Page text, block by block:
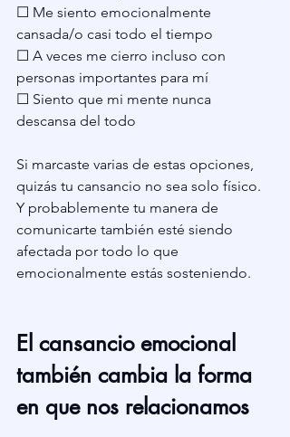
☐ Me siento emocionalmente
cansada/o casi todo el tiempo
☐ A veces me cierro incluso con
personas importantes para mí
☐ Siento que mi mente nunca
descansa del todo
Si marcaste varias de estas opciones,
quizás tu cansancio no sea solo físico.
Y probablemente tu manera de
comunicarte también esté siendo
afectada por todo lo que
emocionalmente estás sosteniendo.
El cansancio emocional
también cambia la forma
en que nos relacionamos